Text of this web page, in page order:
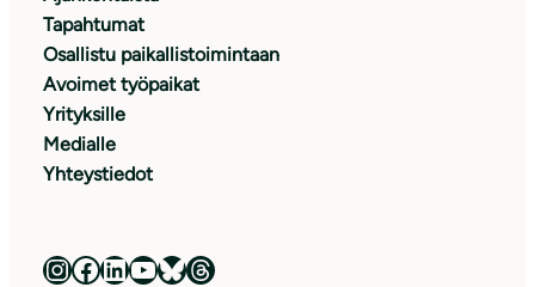
Tapahtumat
Osallistu paikallistoimintaan
Avoimet työpaikat
Yrityksille
Medialle
Yhteystiedot
Luonnonsuojeluliitto Instagramissa Luonnonsuojeluliitto Facebookissa Luonnonsuojeluliitto LinkedInissä Luonnonsuojeluliiton YouTube-kanava Luonnonsuojeluliitto Blueskyssa Luonnonsuojeluliitto Threadsissa